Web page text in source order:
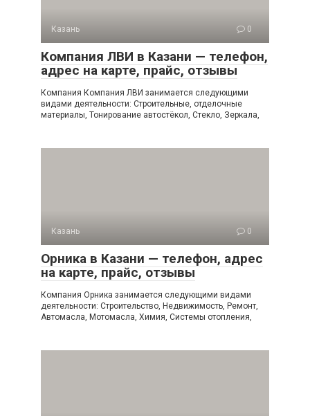
Казань 0
Компания ЛВИ в Казани — телефон,
адрес на карте, прайс, отзывы
Компания Компания ЛВИ занимается следующими
видами деятельности: Строительные, отделочные
материалы, Тонирование автостёкол, Стекло, Зеркала,
Казань 0
Орника в Казани — телефон, адрес
на карте, прайс, отзывы
Компания Орника занимается следующими видами
деятельности: Строительство, Недвижимость, Ремонт,
Автомасла, Мотомасла, Химия, Системы отопления,